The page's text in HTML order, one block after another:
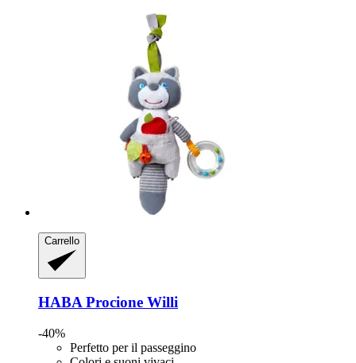
Carrello
HABA Procione Willi
-40%
Perfetto per il passeggino